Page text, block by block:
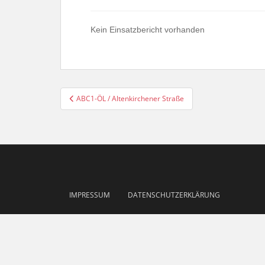
Kein Einsatzbericht vorhanden
Beitragsnavigation
ABC1-ÖL / Altenkirchener Straße
IMPRESSUM DATENSCHUTZERKLÄRUNG